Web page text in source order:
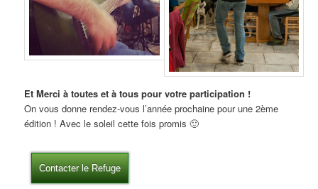
Et Merci à toutes et à tous pour votre participation !
On vous donne rendez-vous l’année prochaine pour une 2ème
édition ! Avec le soleil cette fois promis 🙂
Contacter le Refuge